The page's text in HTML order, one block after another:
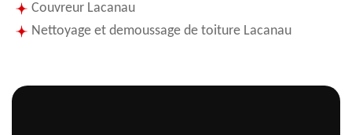
Couvreur Lacanau
Nettoyage et demoussage de toiture Lacanau